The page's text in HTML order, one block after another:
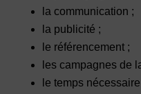
la communication ;
la publicité ;
le référencement ;
les campagnes de
le temps